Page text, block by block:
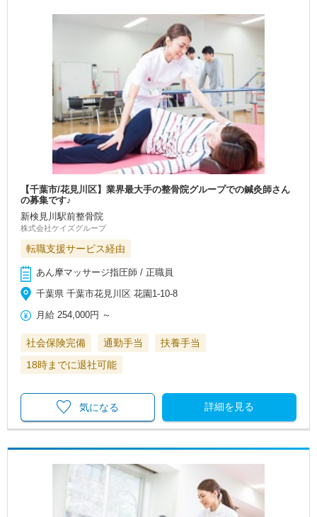
【千葉市/花見川区】業界最大手の整骨院グループでの鍼灸師さん
の募集です♪
新検見川駅前整骨院
株式会社ケイズグループ
転職支援サービス経由
あん摩マッサージ指圧師 / 正職員
千葉県 千葉市花見川区 花園1-10-8
月給 254,000円 ～
社会保険完備 通勤手当
扶養手当
18時までに退社可能
詳細を見る
気になる